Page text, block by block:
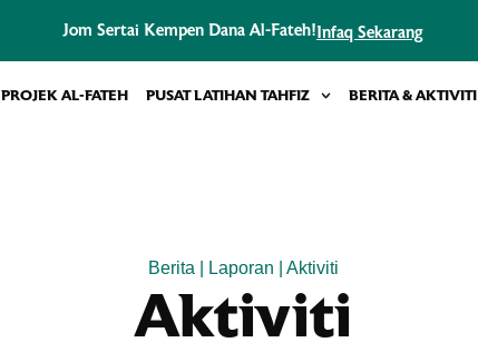
Jom Sertai Kempen Dana Al-Fateh!Infaq Sekarang
PROJEK AL-FATEH PUSAT LATIHAN TAHFIZ BERITA & AKTIVITI
Berita | Laporan | Aktiviti
Aktiviti